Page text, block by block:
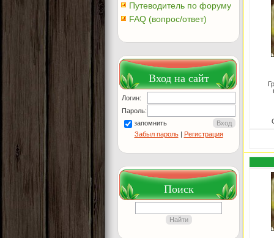
Путеводитель по форуму
FAQ (вопрос/ответ)
Вход на сайт
Логин:
Пароль:
запомнить
Забыл пароль| Регистрация
Поиск